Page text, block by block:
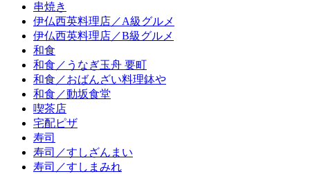
串焼き
伊仏西英料理店／A級グルメ
伊仏西英料理店／B級グルメ
和食
和食／うなぎ玉舟 要町
和食／おばんざい料理鉢や
和食／動坂食堂
喫茶店
宅配ピザ
寿司
寿司／すしざんまい
寿司／すしまみれ